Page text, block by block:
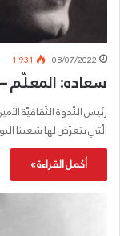
08/07/2022 1٬931
سعاده: المعلّم
رئيس النّدوة الثّقافيّة
الّتي يتعرّض لها شعبنا
أكمل القراءة »